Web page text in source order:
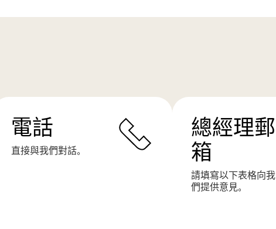
電話
直接與我們對話。
總經理郵
箱
請填寫以下表格向我
們提供意見。